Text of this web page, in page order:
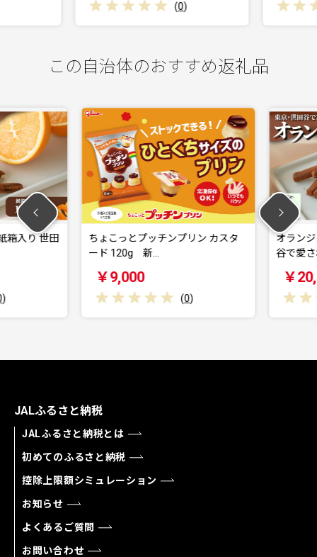
(0)
この自治体のおすすめ返礼品
入り 世田
ちょこっとプッチンプリン カスタ
ード 120g 新…
￥9,000
( )
オランジ
谷で愛さ
￥
JALふるさと納税
JALふるさと納税とは
初めてのふるさと納税
控除上限額シミュレーション
お知らせ
よくあるご質問
お問い合わせ